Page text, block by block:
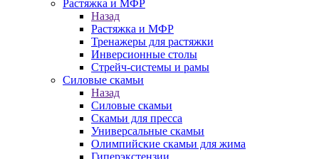
Растяжка и МФР
Назад
Растяжка и МФР
Тренажеры для растяжки
Инверсионные столы
Стрейч-системы и рамы
Силовые скамьи
Назад
Силовые скамьи
Скамьи для пресса
Универсальные скамьи
Олимпийские скамьи для жима
Гиперэкстензии